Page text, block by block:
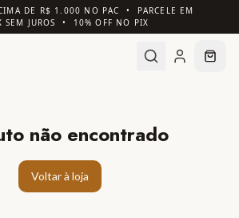
DE R$ 1.000 NO PAC • PARCELE EM
SEM JUROS • 10% OFF NO PIX
não encontrado
Voltar à loja